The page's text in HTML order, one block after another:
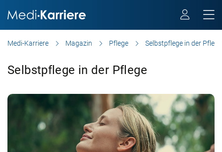
Medi-Karriere Magazin Pflege Selbstpflege in der Pflege
Selbstpflege in der Pflege